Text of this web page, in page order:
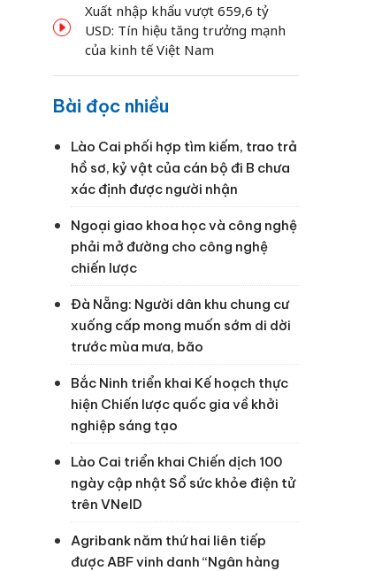
Xuất nhập khẩu vượt 659,6 tỷ
USD: Tín hiệu tăng trưởng mạnh
của kinh tế Việt Nam
Bài đọc nhiều
Lào Cai phối hợp tìm kiếm, trao trả
hồ sơ, kỷ vật của cán bộ đi B chưa
xác định được người nhận
Ngoại giao khoa học và công nghệ
phải mở đường cho công nghệ
chiến lược
Đà Nẵng: Người dân khu chung cư
xuống cấp mong muốn sớm di dời
trước mùa mưa, bão
Bắc Ninh triển khai Kế hoạch thực
hiện Chiến lược quốc gia về khởi
nghiệp sáng tạo
Lào Cai triển khai Chiến dịch 100
ngày cập nhật Sổ sức khỏe điện tử
trên VNeID
Agribank năm thứ hai liên tiếp
được ABF vinh danh “Ngân hàng